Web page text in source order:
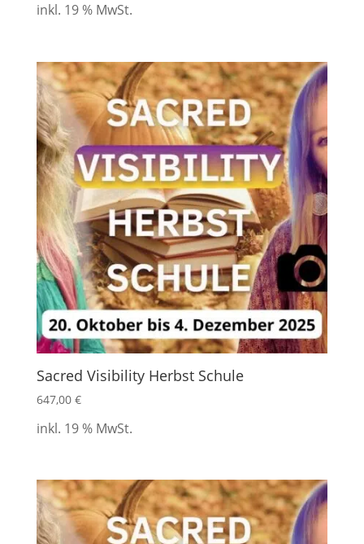
inkl. 19 % MwSt.
Sacred Visibility Herbst Schule
647,00 €
inkl. 19 % MwSt.